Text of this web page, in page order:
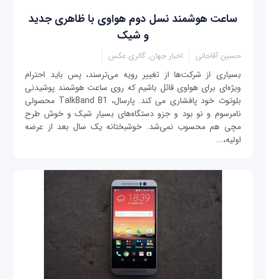
ساعت هوشمند نسل دوم هواوی با ظاهری جدید
و شیک
حسین آقاجانی اخبار جهان, گالری عکس
بسیاری از شرکت‌ها از تغییر رویه می‌ترسند، پس باید احترام
ویژه‌ای برای هواوی قائل باشیم که روی ساعت هوشمند پوشیدنی
بلوتوث خود پافشاری می کند. پارسال، TalkBand B1 محصولی
نامرسوم و نو بود و جزو دستگاه‌های بسیار شیک و خوش طرح
مچی هم محسوب نمی‌شد. خوشبختانه یک سال بعد از عرضه
اولیه،...